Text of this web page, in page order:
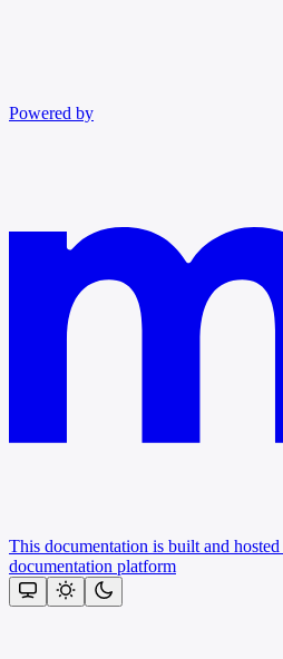
Powered by
This documentation is built and
documentation platform